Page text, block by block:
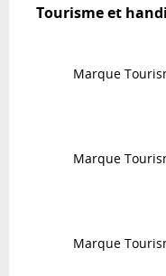
Tourisme et
Tourisme et
Marque
Marque
Marque